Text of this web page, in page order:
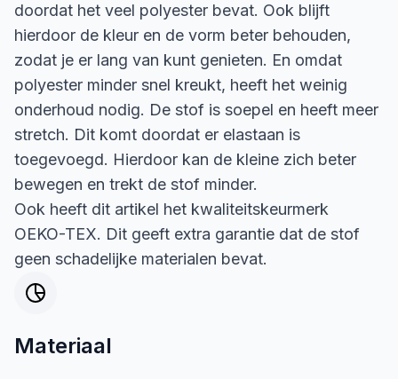
doordat het veel polyester bevat. Ook blijft
hierdoor de kleur en de vorm beter behouden,
zodat je er lang van kunt genieten. En omdat
polyester minder snel kreukt, heeft het weinig
onderhoud nodig. De stof is soepel en heeft meer
stretch. Dit komt doordat er elastaan is
toegevoegd. Hierdoor kan de kleine zich beter
bewegen en trekt de stof minder.
Ook heeft dit artikel het kwaliteitskeurmerk
OEKO-TEX. Dit geeft extra garantie dat de stof
geen schadelijke materialen bevat.
Materiaal